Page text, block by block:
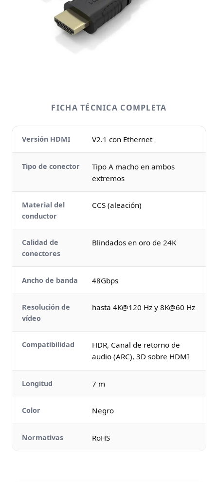
FICHA TÉCNICA COMPLETA
Versión HDMI V2.1 con Ethernet
Tipo de conector
Tipo A macho en ambos
extremos
Material del
conductor
CCS (aleación)
Calidad de
conectores
Blindados en oro de 24K
Ancho de banda 48Gbps
Resolución de
vídeo
hasta 4K@120 Hz y 8K@60 Hz
Compatibilidad
HDR, Canal de retorno de
audio (ARC), 3D sobre HDMI
Longitud 7 m
Color Negro
Normativas RoHS